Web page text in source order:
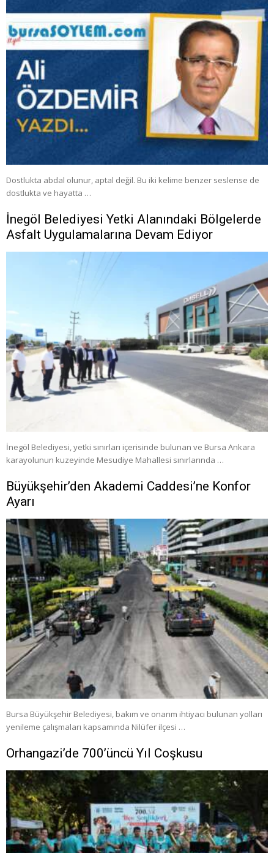
Dostlukta abdal olunur, aptal değil. Bu iki kelime benzer seslense de
dostlukta ve hayatta …
İnegöl Belediyesi Yetki Alanındaki Bölgelerde
Asfalt Uygulamalarına Devam Ediyor
İnegöl Belediyesi, yetki sınırları içerisinde bulunan ve Bursa Ankara
karayolunun kuzeyinde Mesudiye Mahallesi sınırlarında …
Büyükşehir’den Akademi Caddesi’ne Konfor
Ayarı
Bursa Büyükşehir Belediyesi, bakım ve onarım ihtiyacı bulunan yolları
yenileme çalışmaları kapsamında Nilüfer ilçesi …
Orhangazi’de 700’üncü Yıl Coşkusu